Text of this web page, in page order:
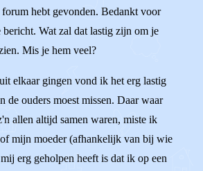
hebt gevonden. Bedankt voor
bericht. Wat zal dat lastig zijn om je
Mis je hem veel?
elkaar gingen vond ik het erg lastig
de ouders moest missen. Daar waar
allen altijd samen waren, miste ik
mijn moeder (afhankelijk van bij wie
erg geholpen heeft is dat ik op een